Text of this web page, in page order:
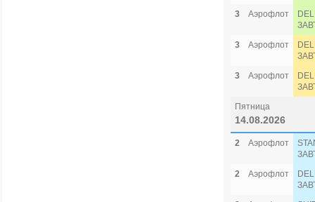
3
Аэрофлот
3
Аэрофлот
3
Аэрофлот
Пятница
14.08.2026
2 Аэрофлот
2
Аэрофлот